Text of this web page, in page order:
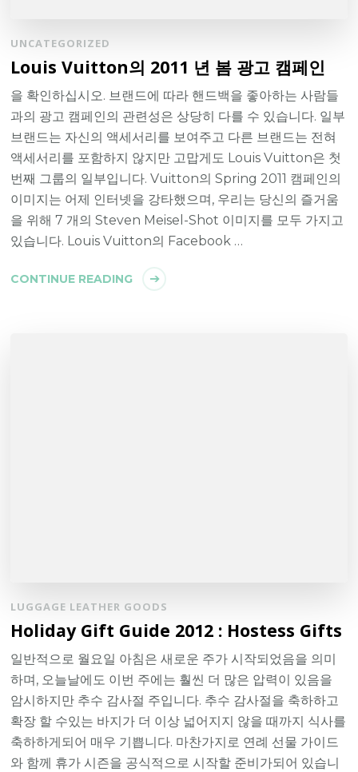
UNCATEGORIZED
Louis Vuitton의 2011 년 봄 광고 캠페인
을 확인하십시오. 브랜드에 따라 핸드백을 좋아하는 사람들
과의 광고 캠페인의 관련성은 상당히 다를 수 있습니다. 일부
브랜드는 자신의 액세서리를 보여주고 다른 브랜드는 전혀
액세서리를 포함하지 않지만 고맙게도 Louis Vuitton은 첫
번째 그룹의 일부입니다. Vuitton의 Spring 2011 캠페인의
이미지는 어제 인터넷을 강타했으며, 우리는 당신의 즐거움
을 위해 7 개의 Steven Meisel-Shot 이미지를 모두 가지고
있습니다. Louis Vuitton의 Facebook …
CONTINUE READING
LUGGAGE LEATHER GOODS
Holiday Gift Guide 2012 : Hostess Gifts
일반적으로 월요일 아침은 새로운 주가 시작되었음을 의미
하며, 오늘날에도 이번 주에는 훨씬 더 많은 압력이 있음을
암시하지만 추수 감사절 주입니다. 추수 감사절을 축하하고
확장 할 수있는 바지가 더 이상 넓어지지 않을 때까지 식사를
축하하게되어 매우 기쁩니다. 마찬가지로 연례 선물 가이드
와 함께 휴가 시즌을 공식적으로 시작할 준비가되어 있습니